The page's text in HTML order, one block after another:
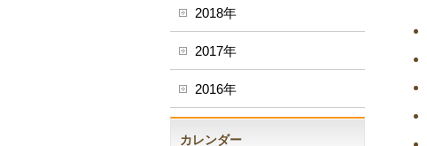
2018年
2017年
2016年
カレンダー